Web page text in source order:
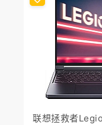
联想拯救者